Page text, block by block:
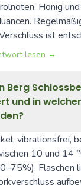
Honig
ist
lesen →
Berg
und in
vibrationsfrei,
10 und 14
Flaschen